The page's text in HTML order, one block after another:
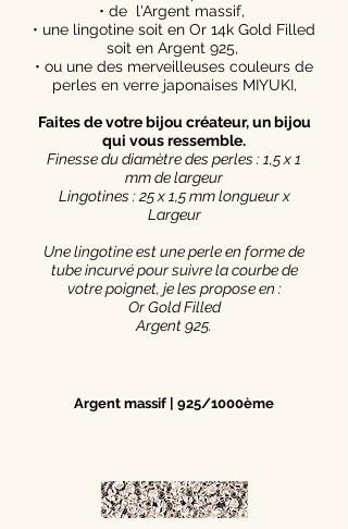
• de l'Argent massif,
• une lingotine soit en Or 14k Gold Filled
soit en Argent 925,
• ou une des merveilleuses couleurs de
perles en verre japonaises MIYUKI,
Faites de votre bijou créateur, un bijou
qui vous ressemble.
Finesse du diamètre des perles : 1,5 x 1
mm de largeur
Lingotines : 25 x 1,5 mm longueur x
Largeur
Une lingotine est une perle en forme de
tube incurvé pour suivre la courbe de
votre poignet, je les propose en :
Or Gold Filled
Argent 925.
Argent massif | 925/1000ème